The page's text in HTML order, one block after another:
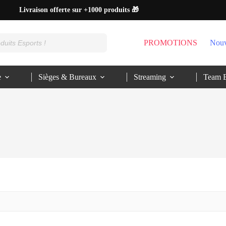
Livraison offerte sur +1000 produits 🎁
100% Gaming & Esports
PROMOTIONS
Sièges & Bureaux Streaming Team